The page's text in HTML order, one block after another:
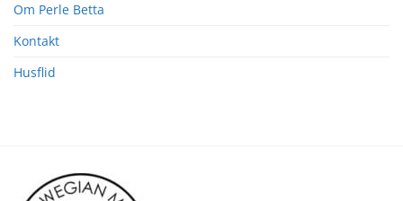
Om Perle Betta
Kontakt
Husflid